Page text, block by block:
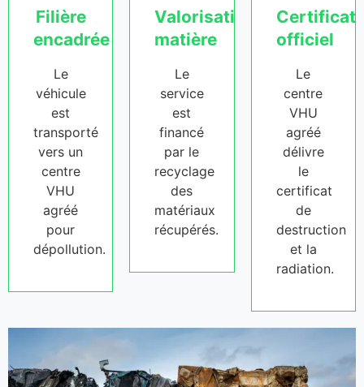
Filière
encadrée
Le
véhicule
est
transporté
vers un
centre
VHU
agréé
pour
dépollution.
Valorisation
matière
Le
service
est
financé
par le
recyclage
des
matériaux
récupérés.
Certificat
officiel
Le
centre
VHU
agréé
délivre
le
certificat
de
destruction
et la
radiation.